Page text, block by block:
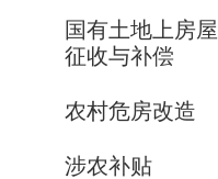
国有土地上房屋
征收与补偿
农村危房改造
涉农补贴